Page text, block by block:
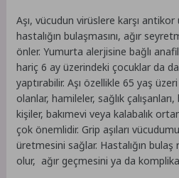
Aşı, vücudun virüslere karşı
hastalığın bulaşmasını, ağır
önler. Yumurta alerjisine bağlı
hariç 6 ay üzerindeki çocuklar da
yaptırabilir. Aşı özellikle 65 yaş
olanlar, hamileler, sağlık çalışanları,
kişiler, bakımevi veya kalabalık
çok önemlidir. Grip aşıları
üretmesini sağlar. Hastalığın bulaş
olur, ağır geçmesini ya da